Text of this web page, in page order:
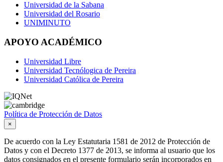
Universidad de la Sabana
Universidad del Rosario
UNIMINUTO
APOYO ACADÉMICO
Universidad Libre
Universidad Tecnólogica de Pereira
Universidad Católica de Pereira
Política de Protección de Datos
×
De acuerdo con la Ley Estatutaria 1581 de 2012 de Protección de
Datos y con el Decreto 1377 de 2013, se informa al usuario que los
datos consignados en el presente formulario serán incorporados en